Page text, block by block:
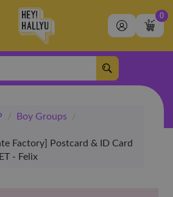
0
/ Boy Groups
/
Factory] Postcard & ID Card
- Felix